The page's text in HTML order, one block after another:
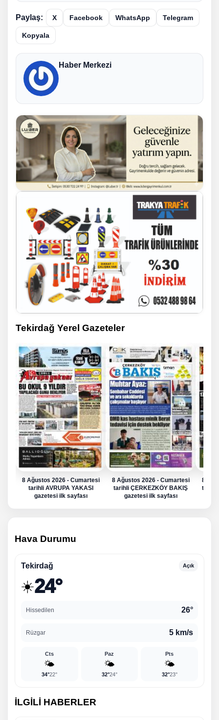
Paylaş: X Facebook WhatsApp Telegram
Kopyala
Haber Merkezi
Tekirdağ Yerel Gazeteler
8 Ağustos 2026 - Cumartesi
tarihli AVRUPA YAKASI
gazetesi ilk sayfası
8 Ağustos 2026 - Cumartesi
tarihli ÇERKEZKÖY BAKIŞ
gazetesi ilk sayfası
8
tarihli
Hava Durumu
Tekirdağ Açık
☀️24°
Hissedilen 26°
Rüzgar 5 km/s
Cts
🌤️
34°22°
Paz
🌤️
32°24°
Pts
🌤️
32°23°
İLGİLİ HABERLER